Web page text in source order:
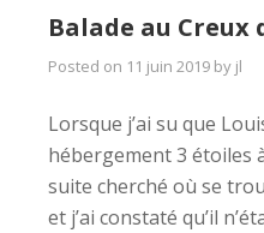
Balade au Creux
Posted on 11 juin 2019 by jl
Lorsque j’ai su que
hébergement 3 étoiles
suite cherché où se
et j’ai constaté qu’il